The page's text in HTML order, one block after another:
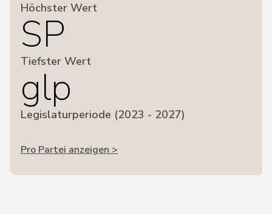
Höchster Wert
SP
Tiefster Wert
glp
Legislaturperiode (2023 - 2027)
Pro Partei anzeigen >